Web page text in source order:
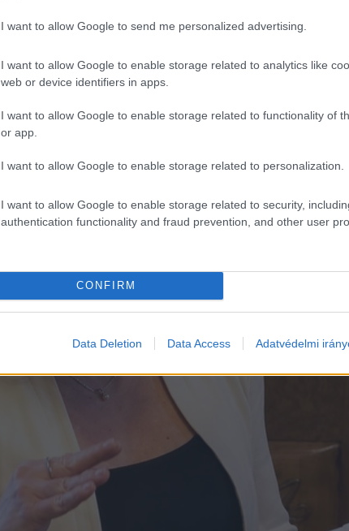
I want to allow Google to send me personalized advertising.
I want to allow Google to enable storage related to analytics like
web or device identifiers in apps.
I want to allow Google to enable storage related to functionality of
or app.
I want to allow Google to enable storage related to personalization.
I want to allow Google to enable storage related to security,
authentication functionality and fraud prevention, and other user
CONFIRM
Data Deletion Data Access Adatvédelmi